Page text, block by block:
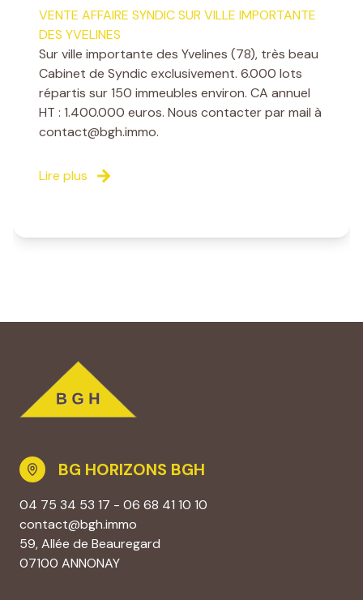
VENTE AFFAIRE SYNDIC SUR VILLE IMPORTANTE
DES YVELINES
Sur ville importante des Yvelines (78), très beau
Cabinet de Syndic exclusivement. 6.000 lots
répartis sur 150 immeubles environ. CA annuel
HT : 1.400.000 euros. Nous contacter par mail à
contact@bgh.immo.
Lire plus
BG HORIZONS BGH
04 75 34 53 17 - 06 68 41 10 10
contact@bgh.immo
59, Allée de Beauregard
07100 ANNONAY